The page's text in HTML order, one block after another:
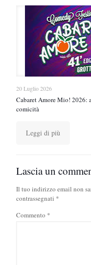
20 Luglio 2026
Cabaret Amore Mio! 2026:
comicità
Leggi di più
Lascia un
Il tuo indirizzo email non
contrassegnati *
Commento *